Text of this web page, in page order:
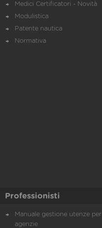
Medici Certificatori - Novità
Modulistica
Patente nautica
Normativa
Professionisti
Manuale gestione utenze per
agenzie